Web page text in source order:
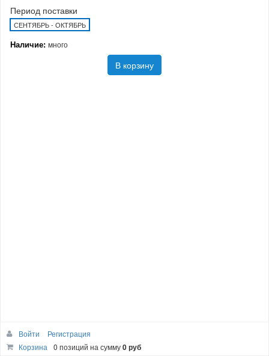
Период поставки
СЕНТЯБРЬ - ОКТЯБРЬ
Наличие: много
В корзину
Войти
Регистрация
Корзина
0 позиций на сумму0 руб